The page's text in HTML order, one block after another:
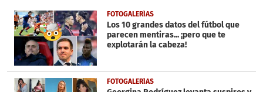
50
seconds
FOTOGALERÍAS
Los 10 grandes datos del fútbol que
parecen mentiras... ¡pero que te
explotarán la cabeza!
FOTOGALERÍAS